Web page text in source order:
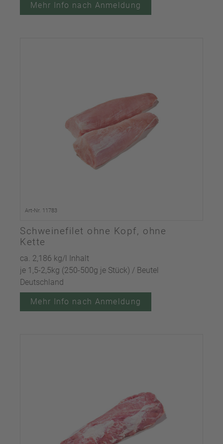
Mehr Info nach Anmeldung
Art-Nr. 11783
Schweinefilet ohne Kopf, ohne
Kette
ca. 2,186 kg/l Inhalt
je 1,5-2,5kg (250-500g je Stück) / Beutel
Deutschland
Mehr Info nach Anmeldung